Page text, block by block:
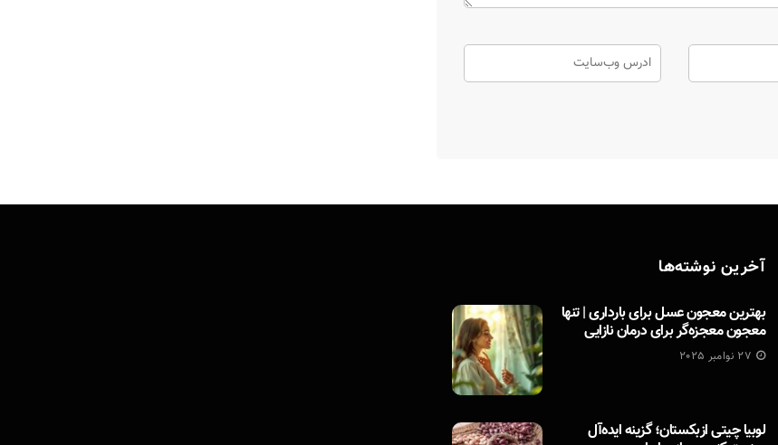
آخرین نوشته‌ها
بهترین معجون عسل برای بارداری | تنها
معجون معجزه‌گر برای درمان نازایی
27 نوامبر 2025
لوبیا چیتی ازبکستان؛ گزینه ایده‌آل